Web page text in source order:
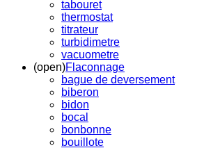
tabouret
thermostat
titrateur
turbidimetre
vacuometre
(open)Flaconnage
bague de deversement
biberon
bidon
bocal
bonbonne
bouillote